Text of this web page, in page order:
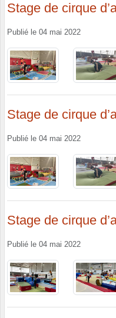
Stage de cirque
Publié le 04 mai 2022
Stage de cirque
Publié le 04 mai 2022
Stage de cirque
Publié le 04 mai 2022